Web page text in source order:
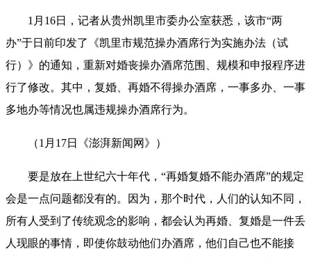
1 月 16日
，记者从贵州凯里市委办公室获悉，该市“两
办”于日前印发了《凯里市规范操办酒席行为实施办法（试
行）》的通知，重新对婚丧操办酒席范围、规模和申报程序进
行了修改。其中，复婚、再婚不得操办酒席，一事多办、一事
多地办等情况也属违规操办酒席行为。
（1 月 17日《澎湃新闻网》）
要是放在上世纪六十年代，“再婚复婚不能办酒席”的规定
会是一点问题都没有的。因为，那个时代，人们的认知不同，
所有人受到了传统观念的影响，都会认为再婚、复婚是一件丢
人现眼的事情，即使你鼓动他们办酒席，他们自己也不能接